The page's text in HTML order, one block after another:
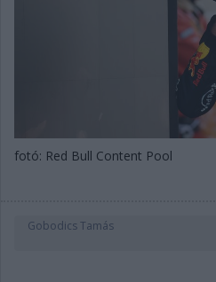
fotó: Red Bull Content Pool
Gobodics Tamás